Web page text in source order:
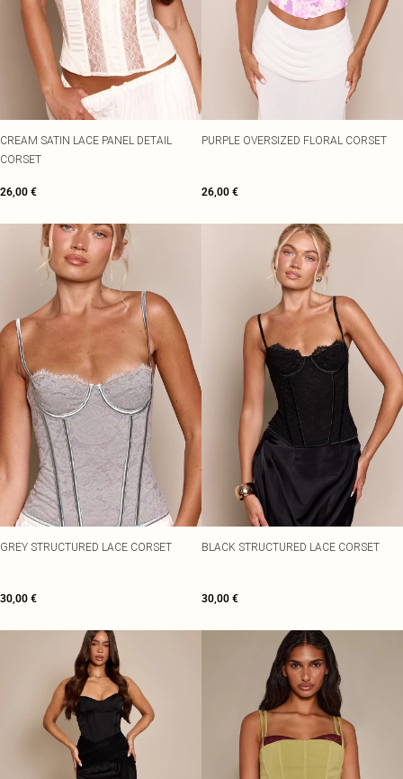
CREAM SATIN LACE PANEL DETAIL
CORSET
26,00 €
PURPLE OVERSIZED FLORAL CORSET
26,00 €
GREY STRUCTURED LACE CORSET
30,00 €
BLACK STRUCTURED LACE CORSET
30,00 €